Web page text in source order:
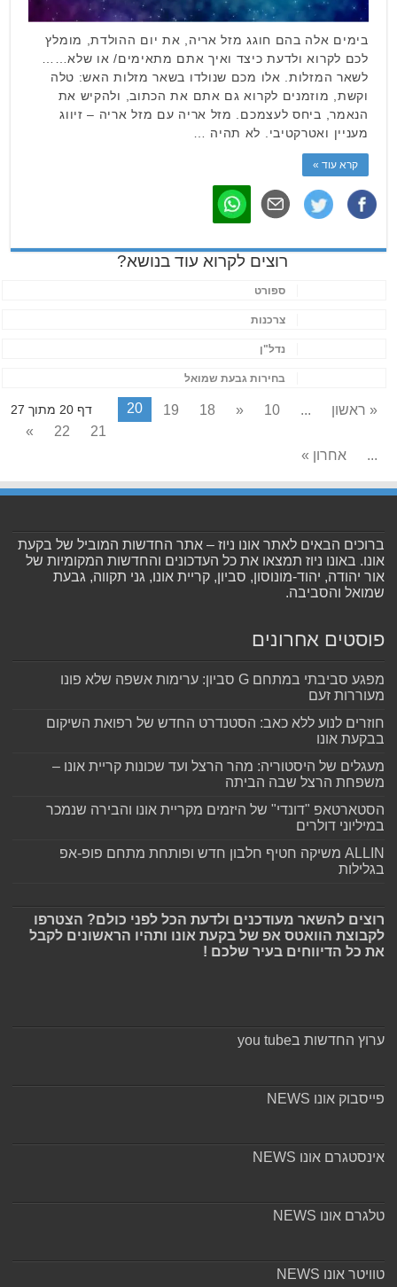
בימים אלה בהם חוגג מזל אריה, את יום ההולדת, מומלץ
לכם לקרוא ולדעת כיצד ואיך אתם מתאימים/ או שלא……
לשאר המזלות. אלו מכם שנולדו בשאר מזלות האש: טלה
וקשת, מוזמנים לקרוא גם אתם את הכתוב, ולהקיש את
הנאמר, ביחס לעצמכם. מזל אריה עם מזל אריה – זיווג
מעניין ואטרקטיבי. לא תהיה …
קרא עוד »
רוצים לקרוא עוד בנושא?
ספורט
צרכנות
נדל"ן
בחירות גבעת שמואל
דף 20 מתוך 27 « ראשון ...
10
«
18
19
20
21
22
»
...
אחרון »
ברוכים הבאים לאתר אונו ניוז – אתר החדשות המוביל של בקעת
אונו. באונו ניוז תמצאו את כל העדכונים והחדשות המקומיות של
אור יהודה, יהוד-מונוסון, סביון, קריית אונו, גני תקווה, גבעת
שמואל והסביבה.
פוסטים אחרונים
מפגע סביבתי במתחם G סביון: ערימות אשפה שלא פונו
מעוררות זעם
חוזרים לנוע ללא כאב: הסטנדרט החדש של רפואת השיקום
בבקעת אונו
מעגלים של היסטוריה: מהר הרצל ועד שכונות קריית אונו –
משפחת הרצל שבה הביתה
הסטארטאפ "דונדי" של היזמים מקריית אונו והבירה שנמכר
במיליוני דולרים
ALLIN משיקה חטיף חלבון חדש ופותחת מתחם פופ-אפ
בגלילות
רוצים להשאר מעודכנים ולדעת הכל לפני כולם? הצטרפו
לקבוצת הוואטס אפ של בקעת אונו ותהיו הראשונים לקבל
את כל הדיווחים בעיר שלכם !
ערוץ החדשות בyou tube
פייסבוק אונו NEWS
אינסטגרם אונו NEWS
טלגרם אונו NEWS
טוויטר אונו NEWS